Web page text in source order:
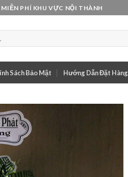
PHÍ KHU VỰC NỘI THÀNH
Sách Bảo Mật Hướng Dẫn Đặt Hàng